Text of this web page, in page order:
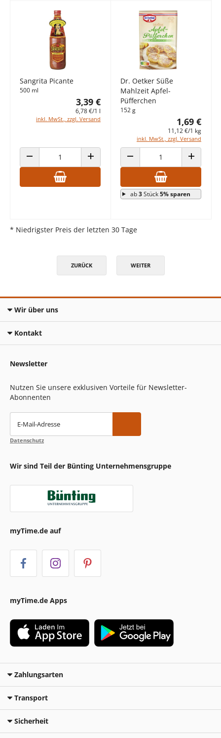
Sangrita Picante
500 ml
3,39 €
6,78 €/1 l
inkl. MwSt., zzgl. Versand
ANZAHL VERRINGERN ANZAHL ERHÖHEN
Dr. Oetker Süße
Mahlzeit Apfel-
Püfferchen
152 g
1,69 €
11,12 €/1 kg
inkl. MwSt., zzgl. Versand
ANZAHL VERRINGERN ANZAHL
ab3Stück5% sparen
* Niedrigster Preis der letzten 30 Tage
ZURÜCK WEITER
Wir über uns
Kontakt
Newsletter
Nutzen Sie unsere exklusiven Vorteile für Newsletter-
Abonnenten
E-Mail-Adresse
Datenschutz
Wir sind Teil der Bünting Unternehmensgruppe
myTime.de auf
myTime.de Apps
Zahlungsarten
Transport
Sicherheit